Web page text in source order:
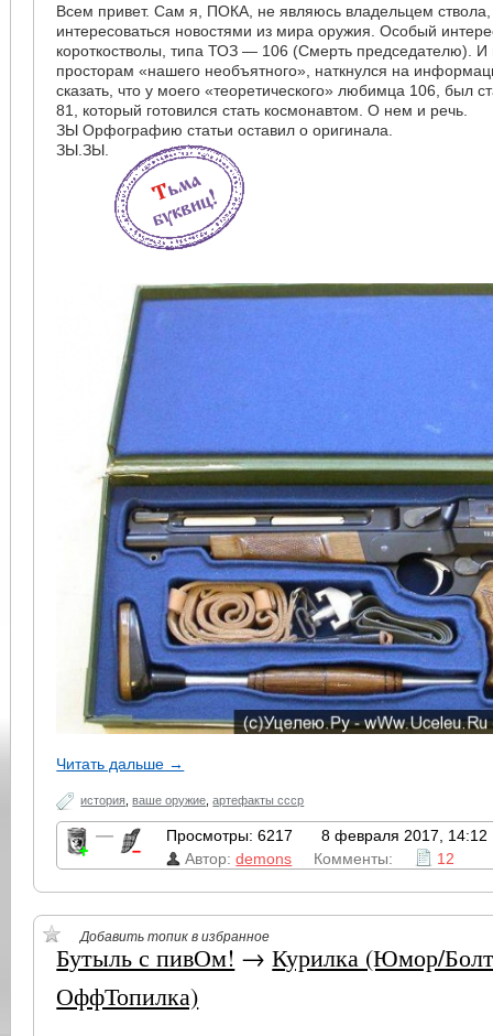
Всем привет. Сам я, ПОКА, не являюсь владельцем
интересоваться новостями из мира оружия. Особый
короткостволы, типа ТОЗ — 106 (Смерть председателю). И
просторам «нашего необъятного», наткнулся на
сказать, что у моего «теоретического» любимца 106, был
81, который готовился стать космонавтом. О нем и речь.
ЗЫ Орфографию статьи оставил о оригинала.
ЗЫ.ЗЫ.
Читать дальше →
история ,ваше оружие ,артефакты ссср
— Просмотры: 6217
8 февраля 2017, 14:12
Автор:demons Комменты: 12
Добавить топик в избранное
Бутыль с пивОм! →Курилка (Юмор/
ОффТопилка)